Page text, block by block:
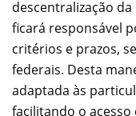
descentralização
ficará responsável
critérios e prazos,
federais. Desta
adaptada às
facilitando o